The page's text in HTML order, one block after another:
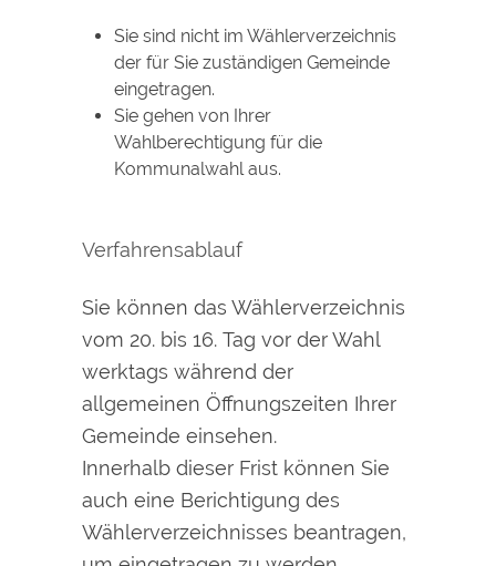
Sie sind nicht im Wählerverzeichnis
der für Sie zuständigen Gemeinde
eingetragen.
Sie gehen von Ihrer
Wahlberechtigung für die
Kommunalwahl aus.
Verfahrensablauf
Sie können das Wählerverzeichnis
vom 20. bis 16. Tag vor der Wahl
werktags während der
allgemeinen Öffnungszeiten Ihrer
Gemeinde einsehen.
Innerhalb dieser Frist können Sie
auch eine Berichtigung des
Wählerverzeichnisses beantragen,